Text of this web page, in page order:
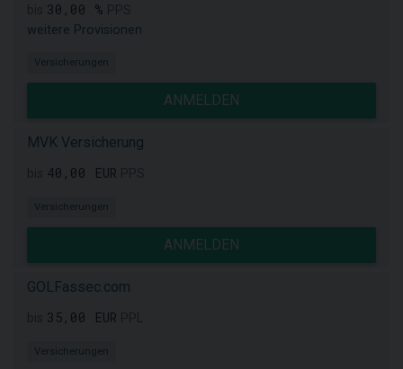
30,00 %
weitere Provisionen
Versicherungen
ANMELDEN
MVK Versicherung
40,00 EUR
Versicherungen
ANMELDEN
GOLFassec.com
35,00 EUR
Versicherungen